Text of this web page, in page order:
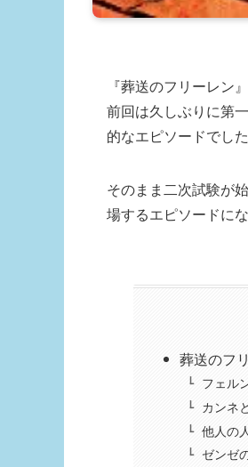
『葬送のフリーレン
前回は久しぶりに第
的なエピソードでした
そのまま二次試験が
場するエピソードに
葬送のフ
フェル
カンネ
他人の
ゼンゼ